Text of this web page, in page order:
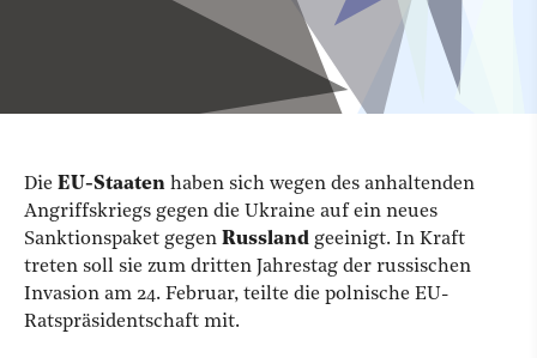
Die EU-Staaten haben sich wegen des anhaltenden
Angriffskriegs gegen die Ukraine auf ein neues
Sanktionspaket gegen Russland geeinigt. In Kraft
treten soll sie zum dritten Jahrestag der russischen
Invasion am 24. Februar, teilte die polnische EU-
Ratspräsidentschaft mit.